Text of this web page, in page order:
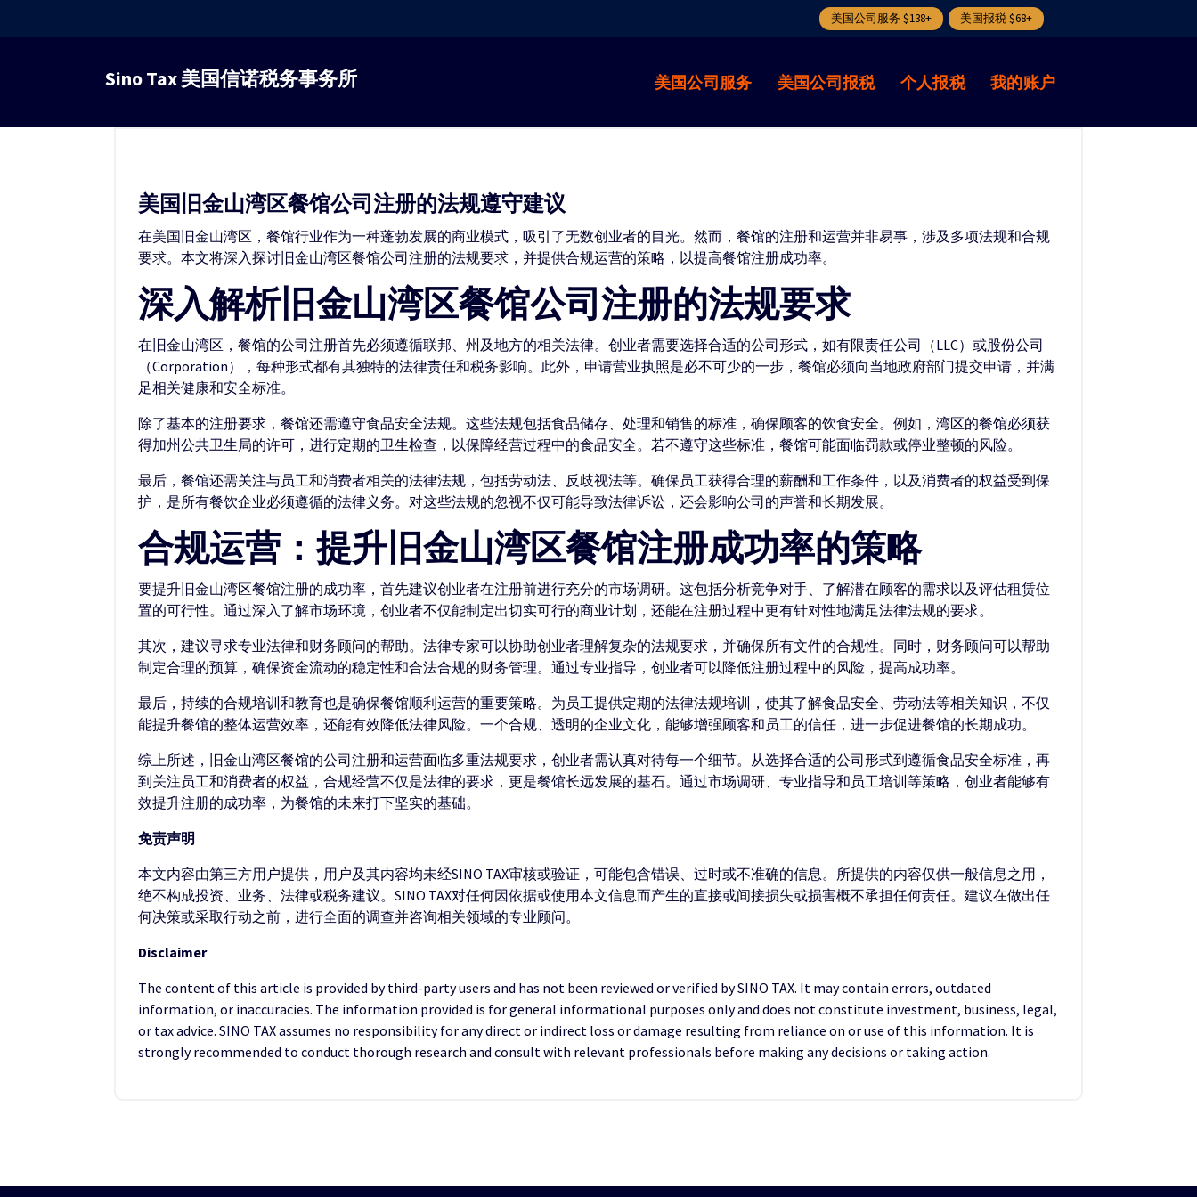
美国公司服务 $138+ 美国报税 $68+
容
Sino Tax 美国信诺税务事务所 美国公司服务 美国公司报税 个人报税 我的账户
美国旧金山湾区餐馆公司注册的法规遵守建议
在美国旧金山湾区，餐馆行业作为一种蓬勃发展的商业模式，吸引了无数创业者的目光。然而，餐馆的注册和运营并非易事，涉及多项法规和合规
要求。本文将深入探讨旧金山湾区餐馆公司注册的法规要求，并提供合规运营的策略，以提高餐馆注册成功率。
深入解析旧金山湾区餐馆公司注册的法规要求
在旧金山湾区，餐馆的公司注册首先必须遵循联邦、州及地方的相关法律。创业者需要选择合适的公司形式，如有限责任公司（LLC）或股份公司
（Corporation），每种形式都有其独特的法律责任和税务影响。此外，申请营业执照是必不可少的一步，餐馆必须向当地政府部门提交申请，并满
足相关健康和安全标准。
除了基本的注册要求，餐馆还需遵守食品安全法规。这些法规包括食品储存、处理和销售的标准，确保顾客的饮食安全。例如，湾区的餐馆必须获
得加州公共卫生局的许可，进行定期的卫生检查，以保障经营过程中的食品安全。若不遵守这些标准，餐馆可能面临罚款或停业整顿的风险。
最后，餐馆还需关注与员工和消费者相关的法律法规，包括劳动法、反歧视法等。确保员工获得合理的薪酬和工作条件，以及消费者的权益受到保
护，是所有餐饮企业必须遵循的法律义务。对这些法规的忽视不仅可能导致法律诉讼，还会影响公司的声誉和长期发展。
合规运营：提升旧金山湾区餐馆注册成功率的策略
要提升旧金山湾区餐馆注册的成功率，首先建议创业者在注册前进行充分的市场调研。这包括分析竞争对手、了解潜在顾客的需求以及评估租赁位
置的可行性。通过深入了解市场环境，创业者不仅能制定出切实可行的商业计划，还能在注册过程中更有针对性地满足法律法规的要求。
其次，建议寻求专业法律和财务顾问的帮助。法律专家可以协助创业者理解复杂的法规要求，并确保所有文件的合规性。同时，财务顾问可以帮助
制定合理的预算，确保资金流动的稳定性和合法合规的财务管理。通过专业指导，创业者可以降低注册过程中的风险，提高成功率。
最后，持续的合规培训和教育也是确保餐馆顺利运营的重要策略。为员工提供定期的法律法规培训，使其了解食品安全、劳动法等相关知识，不仅
能提升餐馆的整体运营效率，还能有效降低法律风险。一个合规、透明的企业文化，能够增强顾客和员工的信任，进一步促进餐馆的长期成功。
综上所述，旧金山湾区餐馆的公司注册和运营面临多重法规要求，创业者需认真对待每一个细节。从选择合适的公司形式到遵循食品安全标准，再
到关注员工和消费者的权益，合规经营不仅是法律的要求，更是餐馆长远发展的基石。通过市场调研、专业指导和员工培训等策略，创业者能够有
效提升注册的成功率，为餐馆的未来打下坚实的基础。
免责声明
本文内容由第三方用户提供，用户及其内容均未经SINO TAX审核或验证，可能包含错误、过时或不准确的信息。所提供的内容仅供一般信息之用，
绝不构成投资、业务、法律或税务建议。SINO TAX对任何因依据或使用本文信息而产生的直接或间接损失或损害概不承担任何责任。建议在做出任
何决策或采取行动之前，进行全面的调查并咨询相关领域的专业顾问。
Disclaimer
The content of this article is provided by third-party users and has not been reviewed or verified by SINO TAX. It may contain errors, outdated
information, or inaccuracies. The information provided is for general informational purposes only and does not constitute investment, business, legal,
or tax advice. SINO TAX assumes no responsibility for any direct or indirect loss or damage resulting from reliance on or use of this information. It is
strongly recommended to conduct thorough research and consult with relevant professionals before making any decisions or taking action.